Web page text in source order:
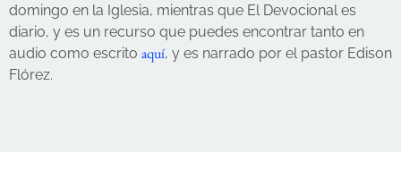
domingo en la Iglesia, mientras que El Devocional es
diario, y es un recurso que puedes encontrar tanto en
audio como escrito aquí, y es narrado por el pastor Edison
Flórez.